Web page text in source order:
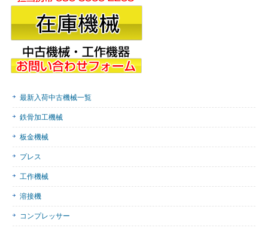
最新入荷中古機械一覧
鉄骨加工機械
板金機械
プレス
工作機械
溶接機
コンプレッサー